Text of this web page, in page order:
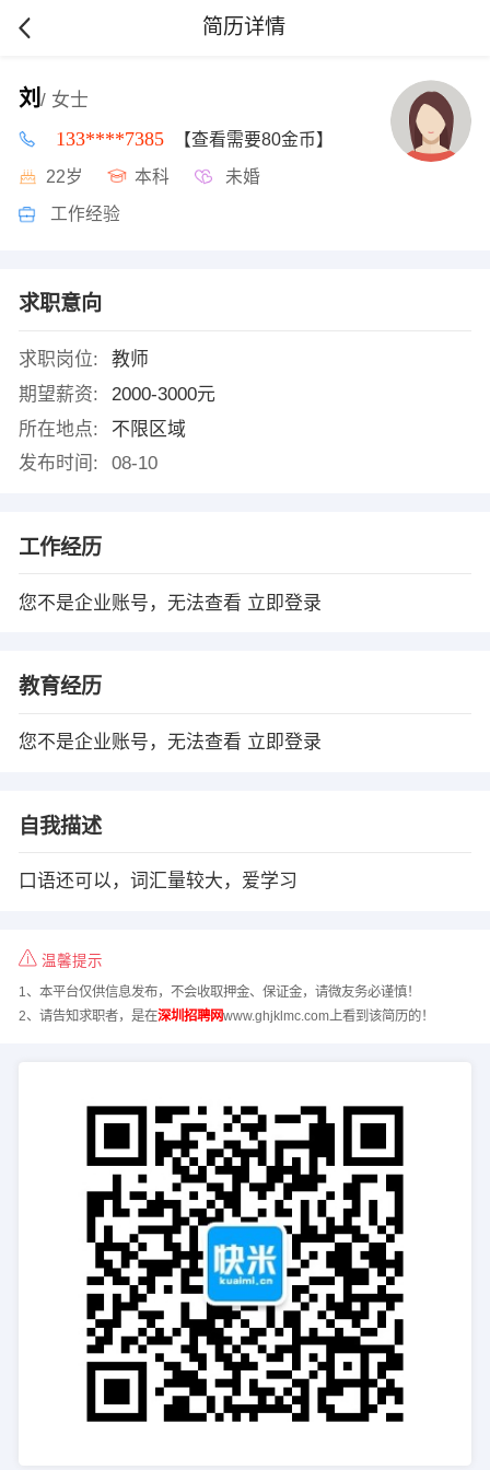
简历详情
刘 / 女士
133****7385 【查看需要80金币】
22岁 本科 未婚
工作经验
求职意向
求职岗位:
教师
期望薪资:
2000-3000元
所在地点:
不限区域
发布时间:
08-10
工作经历
您不是企业账号，无法查看 立即登录
教育经历
您不是企业账号，无法查看 立即登录
自我描述
口语还可以，词汇量较大，爱学习
温馨提示
1、本平台仅供信息发布，不会收取押金、保证金，请微友务必谨慎！
2、请告知求职者，是在深圳招聘网www.ghjklmc.com上看到该简历的！